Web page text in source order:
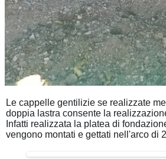
Le cappelle gentilizie se realizzate
doppia lastra consente la
Infatti realizzata la platea di
vengono montati e gettati nell'arco di